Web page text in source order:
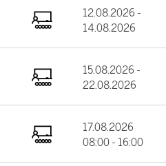
12.08.2026 -
14.08.2026
15.08.2026 -
22.08.2026
17.08.2026
08:00 - 16:00